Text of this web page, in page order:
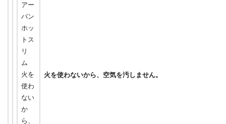
火を使わないから、空気を汚しません。